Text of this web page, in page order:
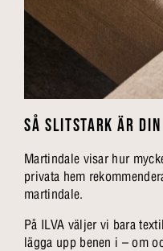
SÅ SLITSTARK ÄR
Martindale visar hur
privata hem
martindale.
På ILVA väljer vi bara
lägga upp benen i – om